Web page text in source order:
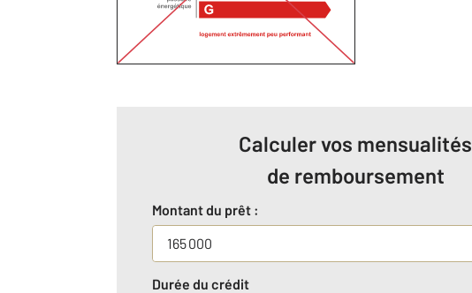
Calculer vos mensualités
de remboursement
Montant du prêt :
Durée du crédit